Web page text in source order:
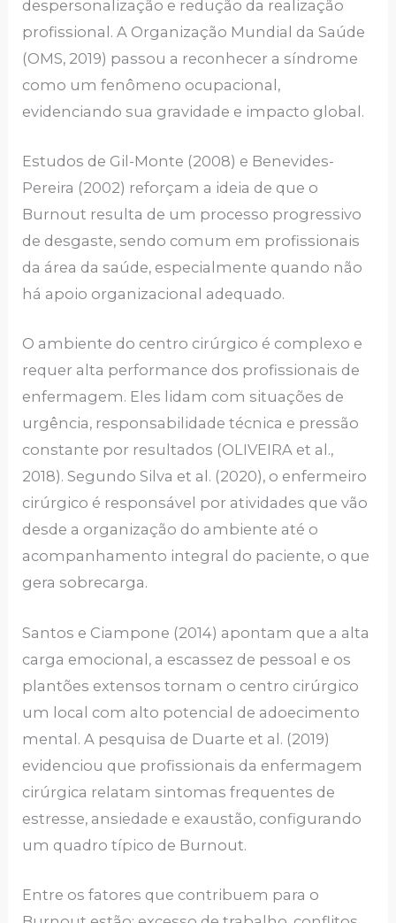
despersonalização e redução da realização
profissional. A Organização Mundial da Saúde
(OMS, 2019) passou a reconhecer a síndrome
como um fenômeno ocupacional,
evidenciando sua gravidade e impacto global.
Estudos de Gil-Monte (2008) e Benevides-
Pereira (2002) reforçam a ideia de que o
Burnout resulta de um processo progressivo
de desgaste, sendo comum em profissionais
da área da saúde, especialmente quando não
há apoio organizacional adequado.
O ambiente do centro cirúrgico é complexo e
requer alta performance dos profissionais de
enfermagem. Eles lidam com situações de
urgência, responsabilidade técnica e pressão
constante por resultados (OLIVEIRA et al.,
2018). Segundo Silva et al. (2020), o enfermeiro
cirúrgico é responsável por atividades que vão
desde a organização do ambiente até o
acompanhamento integral do paciente, o que
gera sobrecarga.
Santos e Ciampone (2014) apontam que a alta
carga emocional, a escassez de pessoal e os
plantões extensos tornam o centro cirúrgico
um local com alto potencial de adoecimento
mental. A pesquisa de Duarte et al. (2019)
evidenciou que profissionais da enfermagem
cirúrgica relatam sintomas frequentes de
estresse, ansiedade e exaustão, configurando
um quadro típico de Burnout.
Entre os fatores que contribuem para o